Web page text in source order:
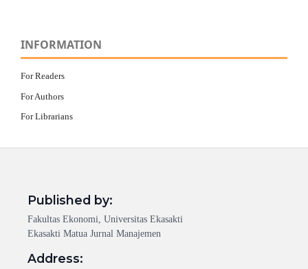
INFORMATION
For Readers
For Authors
For Librarians
Published by:
Fakultas Ekonomi, Universitas Ekasakti
Ekasakti Matua Jurnal Manajemen
Address: